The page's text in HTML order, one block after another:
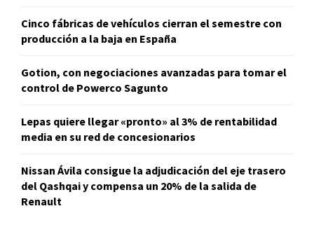
Cinco fábricas de vehículos cierran el semestre con
producción a la baja en España
Gotion, con negociaciones avanzadas para tomar el
control de Powerco Sagunto
Lepas quiere llegar «pronto» al 3% de rentabilidad
media en su red de concesionarios
Nissan Ávila consigue la adjudicación del eje trasero
del Qashqai y compensa un 20% de la salida de
Renault